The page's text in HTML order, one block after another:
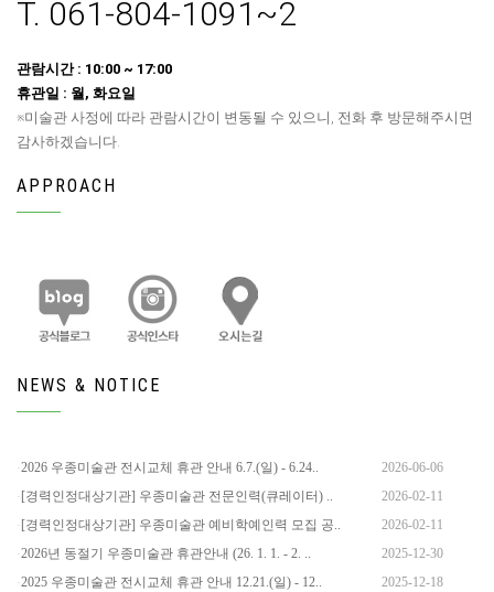
T. 061-804-1091~2
관람시간 : 10:00 ~ 17:00
휴관일 : 월, 화요일
※미술관 사정에 따라 관람시간이 변동될 수 있으니, 전화 후 방문해주시면
감사하겠습니다.
APPROACH
NEWS & NOTICE
2026 우종미술관 전시교체 휴관 안내 6.7.(일) - 6.24..
2026-06-06
[경력인정대상기관] 우종미술관 전문인력(큐레이터) ..
2026-02-11
[경력인정대상기관] 우종미술관 예비학예인력 모집 공..
2026-02-11
2026년 동절기 우종미술관 휴관안내 (26. 1. 1. - 2. ..
2025-12-30
2025 우종미술관 전시교체 휴관 안내 12.21.(일) - 12..
2025-12-18